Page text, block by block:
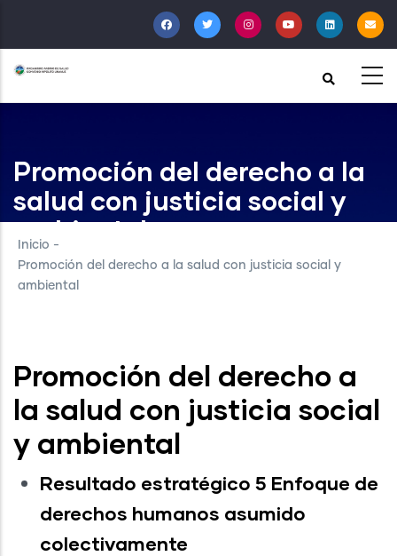
al
contenido
principal
Promoción del derecho a la
salud con justicia social y
ambiental
Inicio -
Promoción del derecho a la salud con justicia social y
ambiental
Promoción del derecho a
la salud con justicia social
y ambiental
Resultado estratégico 5 Enfoque de
derechos humanos asumido
colectivamente